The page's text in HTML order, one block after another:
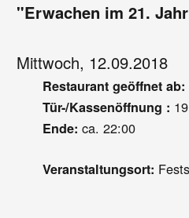
"Erwachen im 21.
Mittwoch, 12.09.2018
Restaurant geöffnet ab:
Tür-/Kassenöffnung :
Ende: ca. 22:00
Veranstaltungsort: